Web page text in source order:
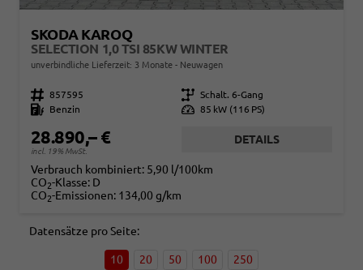
SKODA KAROQ
SELECTION 1,0 TSI 85KW WINTER
unverbindliche Lieferzeit: 3 Monate Neuwagen
Fahrzeugnr. 857595 Getriebe Schalt. 6-Gang
Kraftstoff
Benzin Leistung 85 kW (116 PS)
28.890,– €
incl. 19% MwSt.
DETAILS
Verbrauch kombiniert: 5,90 l/100km
CO2-Klasse: D
CO2-Emissionen: 134,00 g/km
Datensätze pro Seite:
10 20 50 100 250